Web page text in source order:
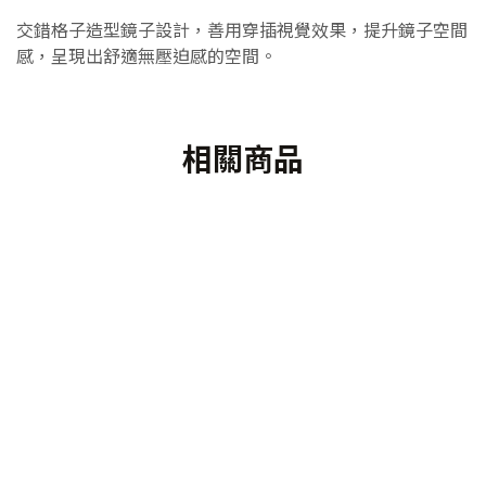
交錯格子造型鏡子設計，善用穿插視覺效果，提升鏡子空間
感，呈現出舒適無壓迫感的空間。
相關商品